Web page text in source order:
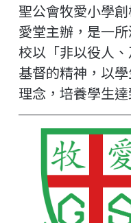
聖公會牧愛小學
愛堂主辦，是一
校以「非以役人
基督的精神，以
理念，培養學生